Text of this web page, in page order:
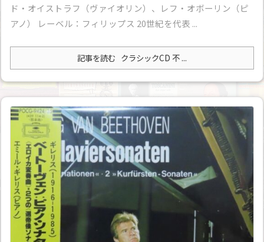
ド・オイストラフ（ヴァイオリン）、レフ・オボーリン（ピ
アノ） レーベル：フィリップス 20世紀を代表 ...
記事を読む クラシックCD 不 ...